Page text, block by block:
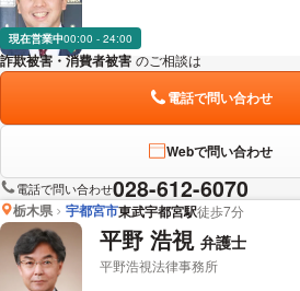
現在営業中00:00 - 24:00
詐欺被害・消費者被害 のご相談は
電話で問い合わせ
Webで問い合わせ
電話で問い合わせ028-612-6070
栃木県 宇都宮市東武宇都宮駅徒歩7分
平野 浩視 弁護士
平野浩視法律事務所